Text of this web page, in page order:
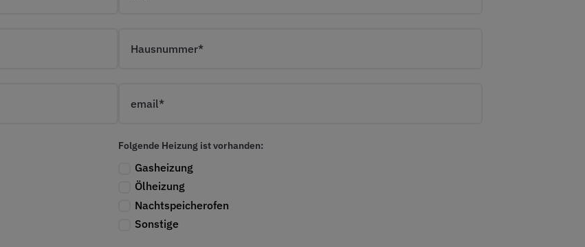
Folgende Heizung ist vorhanden:
Gasheizung
Ölheizung
Nachtspeicherofen
Sonstige